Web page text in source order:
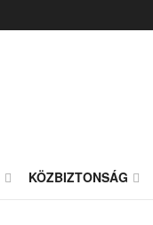
KÖZBIZTONSÁG